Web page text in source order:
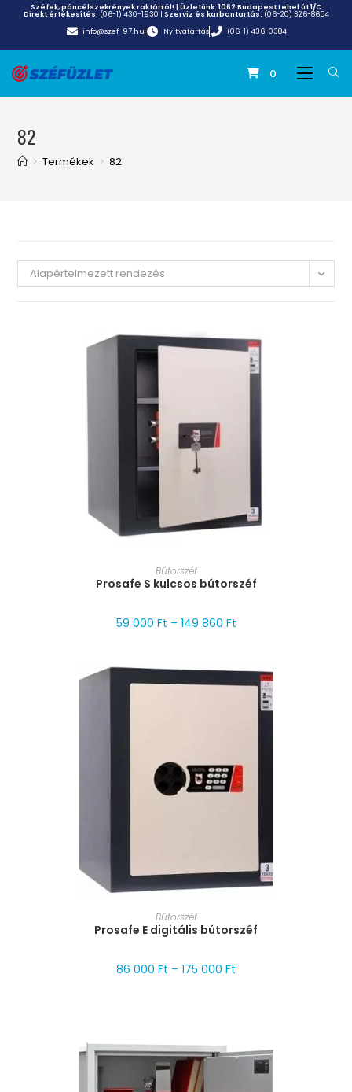
Széfek, páncélszekrények raktárról! | Üzletünk:1062 Budapest Lehel út 1/C
Direkt értékesítés: (06-1) 430-1930 | Szerviz és karbantartás: (06-20) 326-8654
info@szef-97.hu
Nyitvatartás (06-1) 436-0384
0
82
> Termékek > 82
Alapértelmezett rendezés
MÉRET VÁLASZTÁSA
Bútorszéf
Prosafe S kulcsos bútorszéf
59 000 Ft – 149 860 Ft
MÉRET VÁLASZTÁSA
Bútorszéf
Prosafe E digitális bútorszéf
86 000 Ft – 175 000 Ft